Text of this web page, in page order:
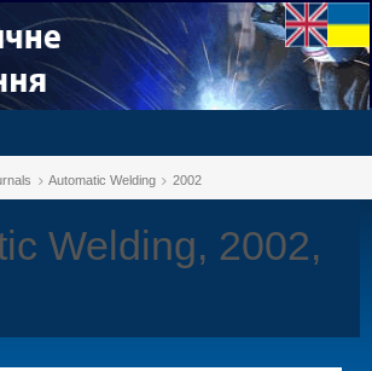
Automatic Welding 2002
Welding, 2002,